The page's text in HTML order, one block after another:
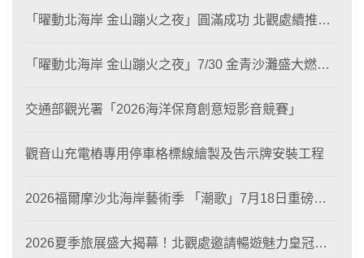
「曜動北海岸 金山蹦火之夜」圓滿成功 北觀處續推照
「曜動北海岸 金山蹦火之夜」7/30 金青沙灘盛大燃
交通部觀光署「2026海洋保育創意短影音競賽」
觀音山充電樁專用停車格標線繪製及告示牌安裝工程
2026福爾摩沙北海岸藝術季 「潮歌」7月18日重磅登
2026夏季旅展盛大揭幕！北觀處邀請暢遊魅力皇冠海